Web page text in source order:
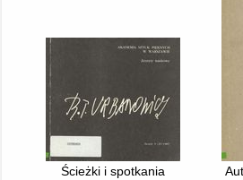
Ścieżki i spotkania